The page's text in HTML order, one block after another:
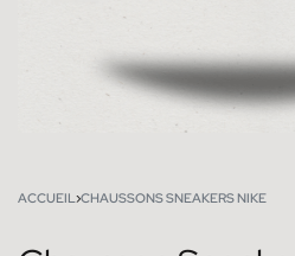
ACCUEIL›CHAUSSONS SNEAKERS NIKE